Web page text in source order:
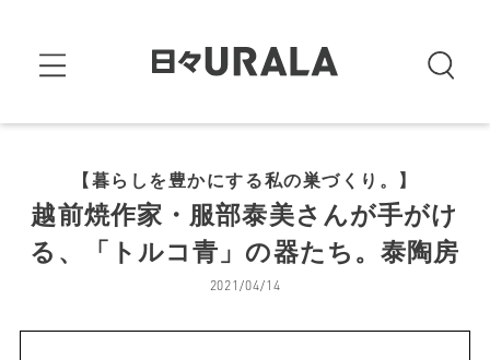
【暮らしを豊かにする私の巣づくり。】
越前焼作家・服部泰美さんが手がけ
る、「トルコ青」の器たち。泰陶房
2021/04/14